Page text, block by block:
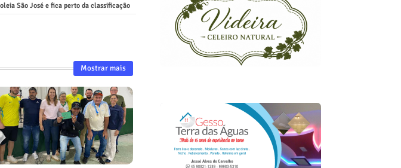
São José e fica perto da classificação
Mostrar mais